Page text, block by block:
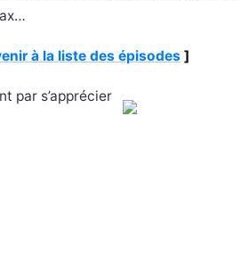
à la liste des épisodes]
par s’apprécier